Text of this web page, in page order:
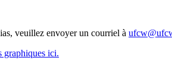
veuillez envoyer un courriel à
graphiques ici.